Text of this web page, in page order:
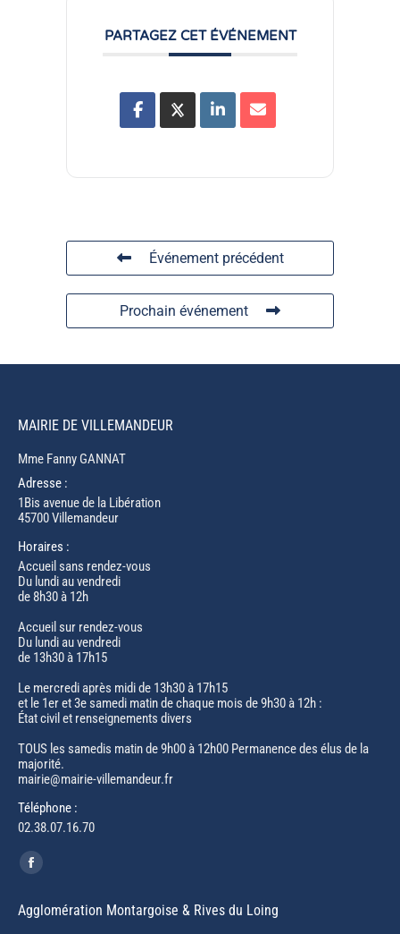
PARTAGEZ CET ÉVÉNEMENT
Événement précédent
Prochain événement
MAIRIE DE VILLEMANDEUR
Mme Fanny GANNAT
Adresse :
1Bis avenue de la Libération
45700 Villemandeur
Horaires :
Accueil sans rendez-vous
Du lundi au vendredi
de 8h30 à 12h
Accueil sur rendez-vous
Du lundi au vendredi
de 13h30 à 17h15
Le mercredi après midi de 13h30 à 17h15
et le 1er et 3e samedi matin de chaque mois de 9h30 à 12h :
État civil et renseignements divers
TOUS les samedis matin de 9h00 à 12h00 Permanence des élus de la
majorité.
mairie@mairie-villemandeur.fr
Téléphone :
02.38.07.16.70
Trouvez nous sur :
Facebook
opens
Agglomération Montargoise & Rives du Loing